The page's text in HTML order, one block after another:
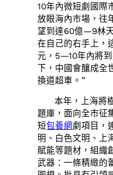
10年內微短劇國際
放眼海內市場，往
望到達60億—9林
在自己的右手上，
元，5—10年內將
下，中國會釀成全
換道超車。”
本年，上海將
題庫，面向全市征
短包養網劇項目，
明、白色文明、上
賦能等題材，組織
武器：一條精緻的